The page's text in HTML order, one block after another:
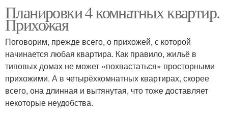
Планировки 4 комнатных квартир.
Прихожая
Поговорим, прежде всего, о прихожей, с которой
начинается любая квартира. Как правило, жильё в
типовых домах не может «похвастаться» просторными
прихожими. А в четырёхкомнатных квартирах, скорее
всего, она длинная и вытянутая, что тоже доставляет
некоторые неудобства.